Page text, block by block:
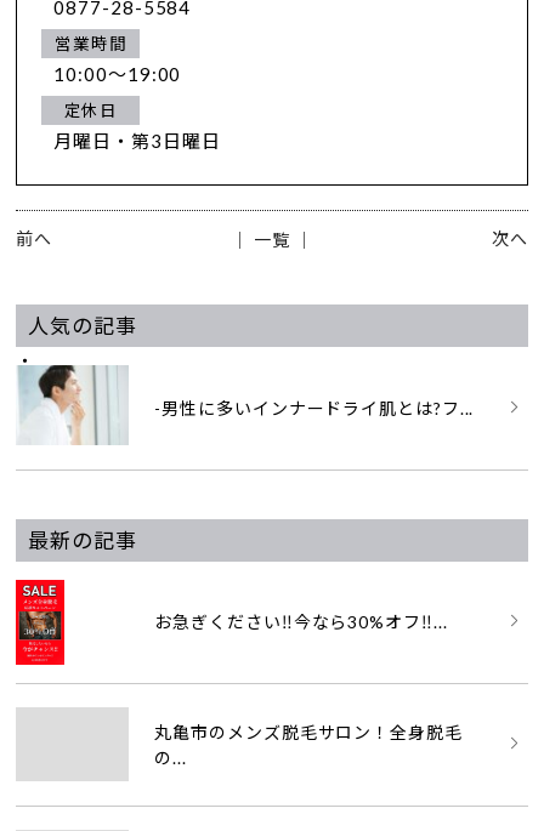
0877-28-5584
営業時間
10:00～19:00
定休日
月曜日・第3日曜日
前へ 次へ
│ 一覧 │
人気の記事
-男性に多いインナードライ肌とは?フ...
最新の記事
お急ぎください‼️今なら30%オフ‼...
丸亀市のメンズ脱毛サロン！全身脱毛
の...